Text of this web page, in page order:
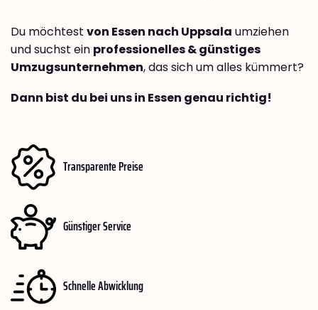
Du möchtest von Essen nach Uppsala umziehen
und suchst ein professionelles & günstiges
Umzugsunternehmen, das sich um alles kümmert?
Dann bist du bei uns in Essen genau richtig!
Transparente Preise
Günstiger Service
Schnelle Abwicklung